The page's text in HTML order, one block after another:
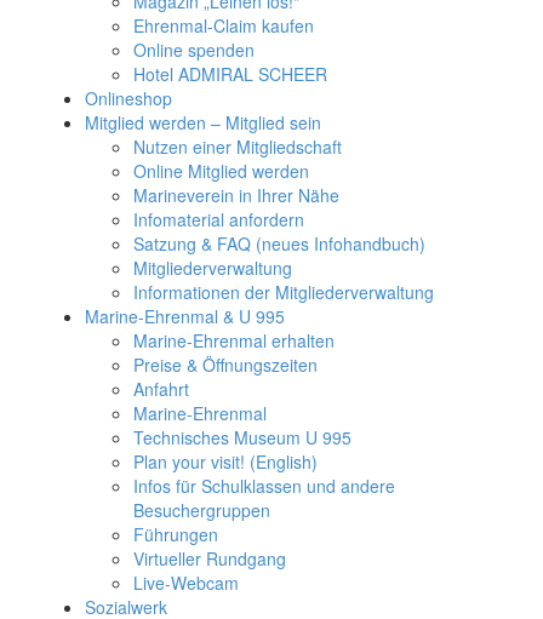
Ehrenmal-Claim kaufen
Online spenden
Hotel ADMIRAL SCHEER
Onlineshop
Mitglied werden – Mitglied sein
Nutzen einer Mitgliedschaft
Online Mitglied werden
Marineverein in Ihrer Nähe
Infomaterial anfordern
Satzung & FAQ (neues Infohandbuch)
Mitgliederverwaltung
Informationen der Mitgliederverwaltung
Marine-Ehrenmal & U 995
Marine-Ehrenmal erhalten
Preise & Öffnungszeiten
Anfahrt
Marine-Ehrenmal
Technisches Museum U 995
Plan your visit! (English)
Infos für Schulklassen und andere
Besuchergruppen
Führungen
Virtueller Rundgang
Live-Webcam
Sozialwerk